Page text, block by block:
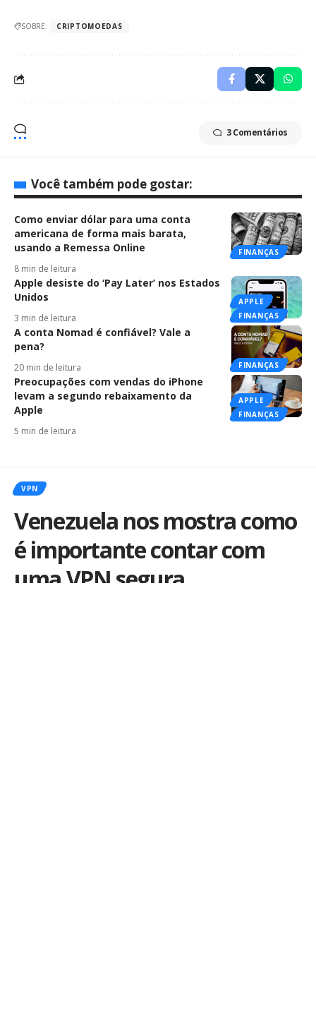
SOBRE: CRIPTOMOEDAS
3 Comentários
Você também pode gostar:
FINANÇAS
Como enviar dólar para uma conta
americana de forma mais barata,
usando a Remessa Online
8 min de leitura
APPLE
FINANÇAS
Apple desiste do ‘Pay Later’ nos Estados
Unidos
3 min de leitura
FINANÇAS
A conta Nomad é confiável? Vale a
pena?
20 min de leitura
APPLE
FINANÇAS
Preocupações com vendas do iPhone
levam a segundo rebaixamento da
Apple
5 min de leitura
VPN
Venezuela nos mostra como
é importante contar com
uma VPN segura